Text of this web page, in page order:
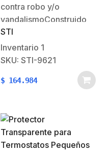
contra robo y/o
vandalismoConstruido
con alambre de acero
recubierto calibre 9Fácil
y rápida instalación (no
detector)Resistente a la
mantenimiento al
detectorSe puede pintar
para combinar con la
STI
Inventario 1
SKU: STI-9621
$ 164.984